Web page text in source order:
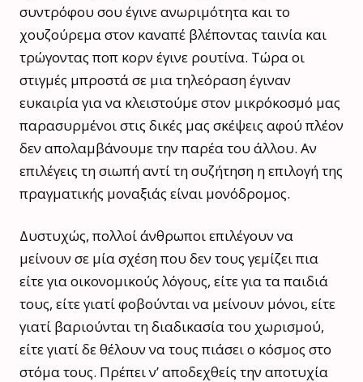
συντρόφου σου έγινε ανωριμότητα και το
χουζούρεμα στον καναπέ βλέποντας ταινία και
τρώγοντας ποπ κορν έγινε ρουτίνα. Τώρα οι
στιγμές μπροστά σε μια τηλεόραση έγιναν
ευκαιρία για να κλειστούμε στον μικρόκοσμό μας
παρασυρμένοι στις δικές μας σκέψεις αφού πλέον
δεν απολαμβάνουμε την παρέα του άλλου. Αν
επιλέγεις τη σιωπή αντί τη συζήτηση η επιλογή της
πραγματικής μοναξιάς είναι μονόδρομος.
Δυστυχώς, πολλοί άνθρωποι επιλέγουν να
μείνουν σε μία σχέση που δεν τους γεμίζει πια
είτε για οικονομικούς λόγους, είτε για τα παιδιά
τους, είτε γιατί φοβούνται να μείνουν μόνοι, είτε
γιατί βαριούνται τη διαδικασία του χωρισμού,
είτε γιατί δε θέλουν να τους πιάσει ο κόσμος στο
στόμα τους. Πρέπει ν’ αποδεχθείς την αποτυχία